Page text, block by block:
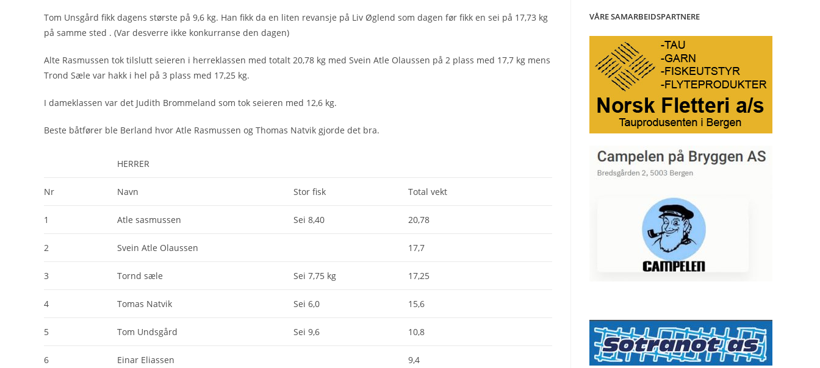
Tom Unsgård fikk dagens største på 9,6 kg. Han fikk da en liten revansje på Liv Øglend som dagen før fikk en sei på 17,73 kg
på samme sted . (Var desverre ikke konkurranse den dagen)
Alte Rasmussen tok tilslutt seieren i herreklassen med totalt 20,78 kg med Svein Atle Olaussen på 2 plass med 17,7 kg mens
Trond Sæle var hakk i hel på 3 plass med 17,25 kg.
I dameklassen var det Judith Brommeland som tok seieren med 12,6 kg.
Beste båtfører ble Berland hvor Atle Rasmussen og Thomas Natvik gjorde det bra.
HERRER
Nr Navn Stor fisk Total vekt
1 Atle sasmussen Sei 8,40 20,78
2 Svein Atle Olaussen 17,7
3 Tornd sæle Sei 7,75 kg 17,25
4 Tomas Natvik Sei 6,0 15,6
5 Tom Undsgård Sei 9,6 10,8
6 Einar Eliassen 9,4
VÅRE SAMARBEIDSPARTNERE